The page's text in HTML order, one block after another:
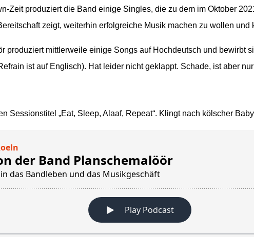
Zeit produziert die Band einige Singles, die zu dem im Oktober
zeigt, weiterhin erfolgreiche Musik machen zu wollen und
produziert mittlerweile einige Songs auf Hochdeutsch und bewirbt
ist auf Englisch). Hat leider nicht geklappt. Schade, ist aber
Sessionstitel „Eat, Sleep, Alaaf, Repeat“. Klingt nach kölscher